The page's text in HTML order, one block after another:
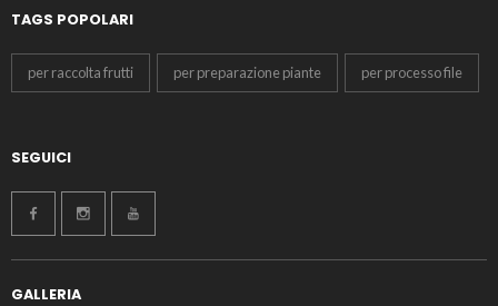
TAGS POPOLARI
per raccolta frutti per preparazione piante per processo file
SEGUICI
GALLERIA